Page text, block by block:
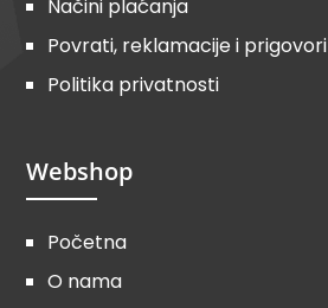
Načini plaćanja
Povrati, reklamacije i prigovori
Politika privatnosti
Webshop
Početna
O nama